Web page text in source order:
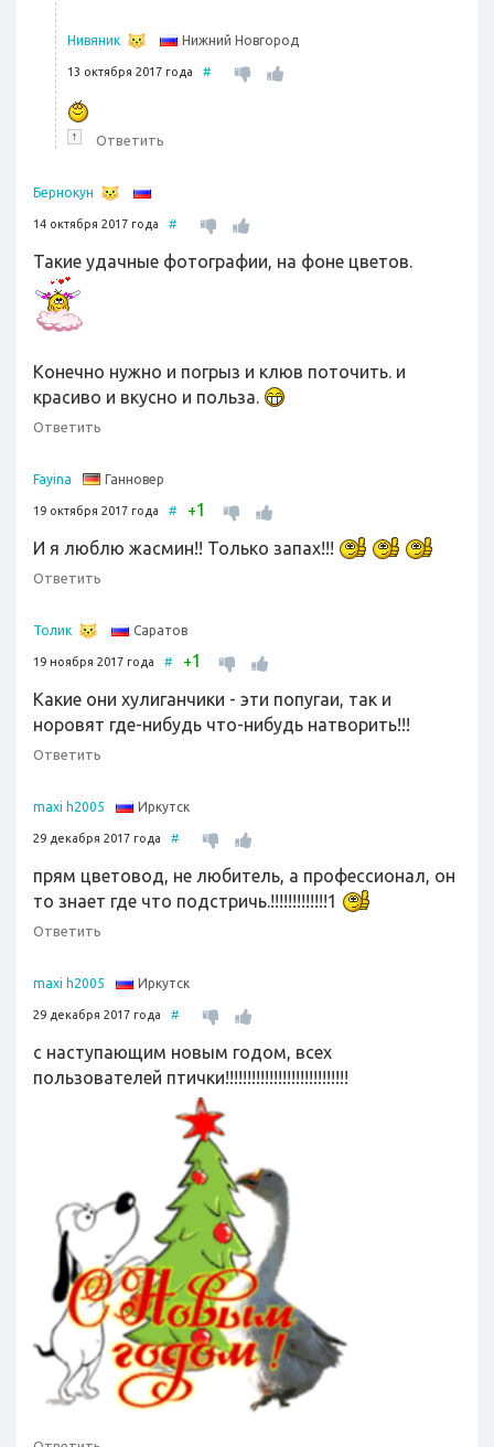
Нивяник Нижний Новгород
13 октября 2017 года #
↑ Ответить
Бернокун
14 октября 2017 года #
Такие удачные фотографии, на фоне цветов.
Конечно нужно и погрыз и клюв поточить. и
красиво и вкусно и польза.
Ответить
Fayina Ганновер
19 октября 2017 года # +1
И я люблю жасмин!! Только запах!!!
Ответить
Толик Саратов
19 ноября 2017 года # +1
Какие они хулиганчики - эти попугаи, так и
норовят где-нибудь что-нибудь натворить!!!
Ответить
maxi h2005 Иркутск
29 декабря 2017 года #
прям цветовод, не любитель, а профессионал, он
то знает где что подстричь.!!!!!!!!!!!!!1
Ответить
maxi h2005 Иркутск
29 декабря 2017 года #
с наступающим новым годом, всех
пользователей птички!!!!!!!!!!!!!!!!!!!!!!!!!!!!